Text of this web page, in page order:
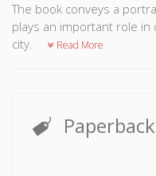
The book conveys a
plays an important role
city.
Read More
Paperback